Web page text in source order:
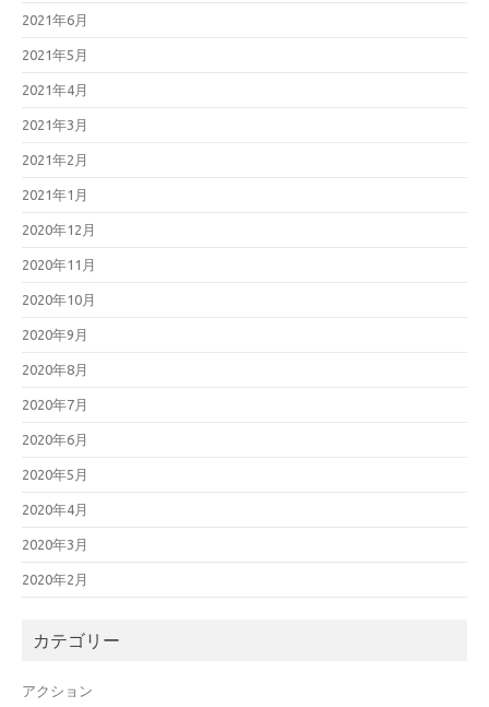
2021年6月
2021年5月
2021年4月
2021年3月
2021年2月
2021年1月
2020年12月
2020年11月
2020年10月
2020年9月
2020年8月
2020年7月
2020年6月
2020年5月
2020年4月
2020年3月
2020年2月
カテゴリー
アクション